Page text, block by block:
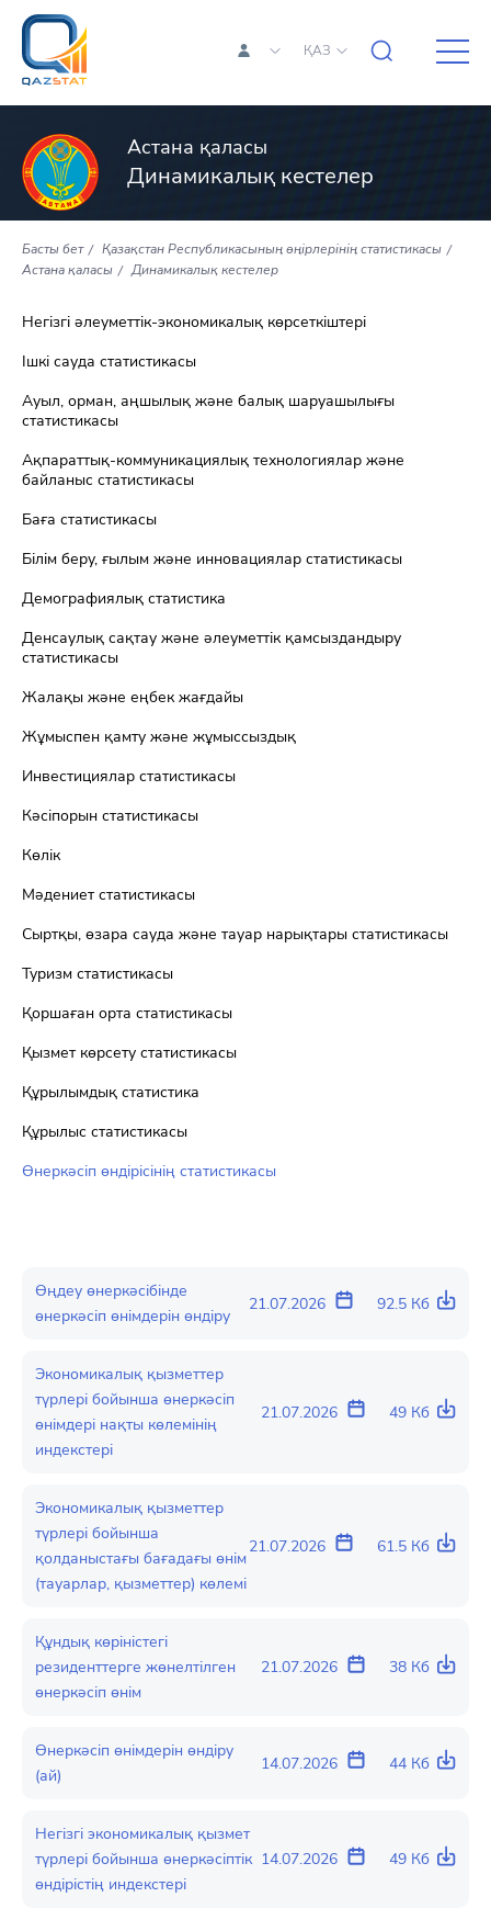
ҚАЗ
Астана қаласы
Динамикалық кестелер
Басты бет
Қазақстан Республикасының өңірлерінің статистикасы
Астана қаласы
Динамикалық кестелер
Негізгі әлеуметтік-экономикалық көрсеткіштері
Ішкі сауда статистикасы
Ауыл, орман, аңшылық және балық шаруашылығы
статистикасы
Ақпараттық-коммуникациялық технологиялар және
байланыс статистикасы
Баға статистикасы
Білім беру, ғылым және инновациялар статистикасы
Демографиялық статистика
Денсаулық сақтау және әлеуметтік қамсыздандыру
статистикасы
Жалақы және еңбек жағдайы
Жұмыспен қамту және жұмыссыздық
Инвестициялар статистикасы
Кәсіпорын статистикасы
Көлік
Мәдениет статистикасы
Сыртқы, өзара сауда және тауар нарықтары статистикасы
Туризм статистикасы
Қоршаған орта статистикасы
Қызмет көрсету статистикасы
Құрылымдық статистика
Құрылыс статистикасы
Өнеркәсіп өндірісінің статистикасы
Өңдеу өнеркәсібінде
өнеркәсіп өнімдерін өндіру
21.07.2026 92.5 Кб
Экономикалық қызметтер
түрлері бойынша өнеркәсіп
өнімдері нақты көлемінің
индекстері
21.07.2026 49 Кб
Экономикалық қызметтер
түрлері бойынша
қолданыстағы бағадағы өнім
(тауарлар, қызметтер) көлемі
21.07.2026 61.5 Кб
Құндық көріністегі
резиденттерге жөнелтілген
өнеркәсіп өнім
21.07.2026 38 Кб
Өнеркәсіп өнімдерін өндіру
(ай)
14.07.2026 44 Кб
Негізгі экономикалық қызмет
түрлері бойынша өнеркәсіптік
өндірістің индекстері
14.07.2026 49 Кб